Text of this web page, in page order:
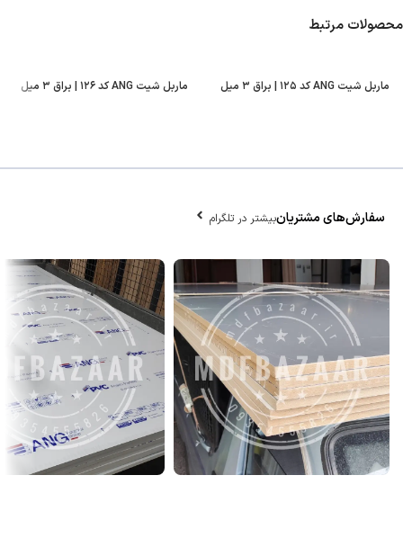
محصولات مرتبط
ماربل شیت ANG کد ۱۲۵ | براق ۳ میل ماربل شیت ANG کد ۱۲۶ | براق ۳ میل
سفارش‌های مشتریانبیشتر در تلگرام